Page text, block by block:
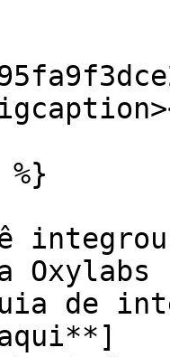
integrou
de